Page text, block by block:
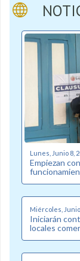
Lunes, Junio 8,
Empiezan
Miércoles, Junio
Iniciarán
locales